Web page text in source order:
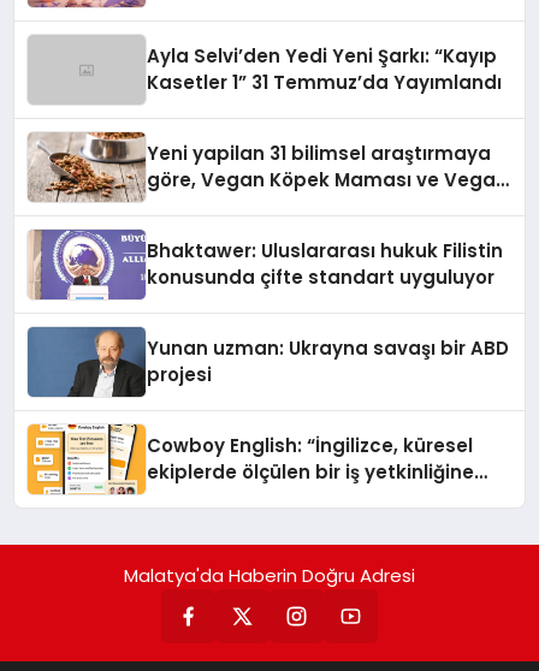
Ayla Selvi’den Yedi Yeni Şarkı: “Kayıp
Kasetler 1” 31 Temmuz’da Yayımlandı
Yeni yapilan 31 bilimsel araştırmaya
göre, Vegan Köpek Maması ve Vegan
Bhaktawer: Uluslararası hukuk Filistin
konusunda çifte standart uyguluyor
Yunan uzman: Ukrayna savaşı bir ABD
projesi
Cowboy English: “İngilizce, küresel
ekiplerde ölçülen bir iş yetkinliğine
Malatya'da Haberin Doğru Adresi